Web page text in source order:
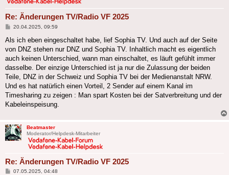
Re: Änderungen TV/Radio VF 2025
Beitrag
20.04.2025, 09:59
Als ich eben eingeschaltet habe, lief Sophia TV. Und auch auf der Seite
von DNZ stehen nur DNZ und Sophia TV. Inhaltlich macht es eigentlich
auch keinen Unterschied, wann man einschaltet, es läuft gefühlt immer
dasselbe. Der einzige Unterschied ist ja nur die Zulassung der beiden
Teile, DNZ in der Schweiz und Sophia TV bei der Medienanstalt NRW.
Und es hat natürlich einen Vorteil, 2 Sender auf einem Kanal im
Timesharing zu zeigen : Man spart Kosten bei der Satverbreitung und der
Kabeleinspeisung.
Beatmaster
Moderator/Helpdesk-Mitarbeiter
Re: Änderungen TV/Radio VF 2025
Beitrag
07.05.2025, 04:48